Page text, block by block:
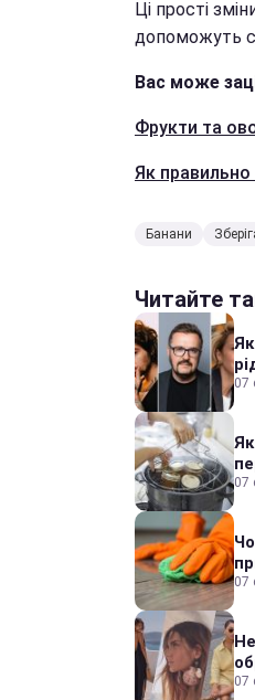
Ці прості
допоможуть
Вас може
Фрукти та
Як
Банани
Читайте
07
07
07
07